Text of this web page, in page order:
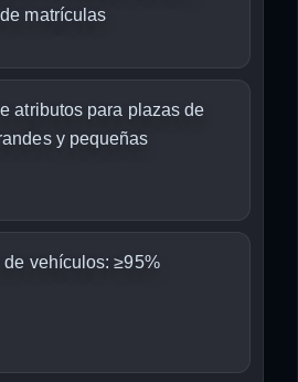
matrículas
atributos para plazas de
y pequeñas
de vehículos: ≥95%